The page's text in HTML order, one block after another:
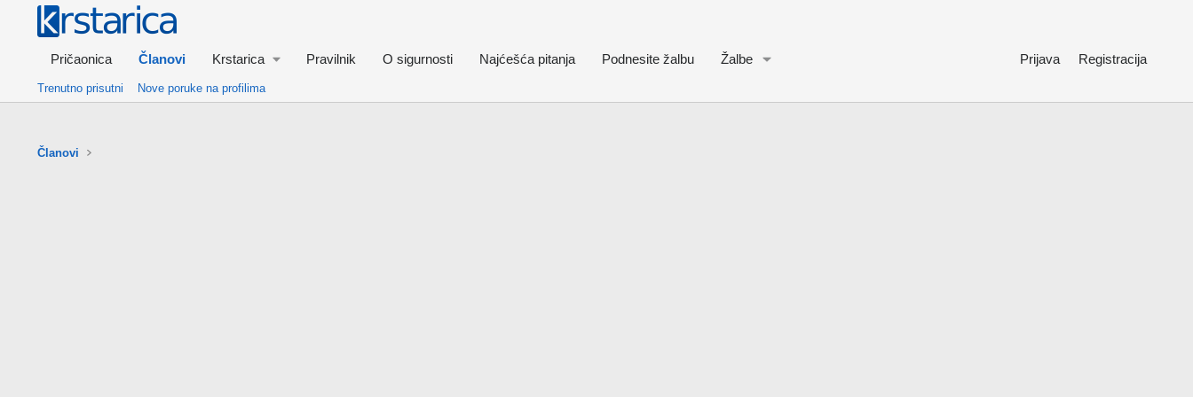
Pričaonica Članovi Krstarica Pravilnik O sigurnosti Najćešća pitanja Podnesite žalbu Žalbe Prijava Registracija
Trenutno prisutni Nove poruke na profilima
Članovi